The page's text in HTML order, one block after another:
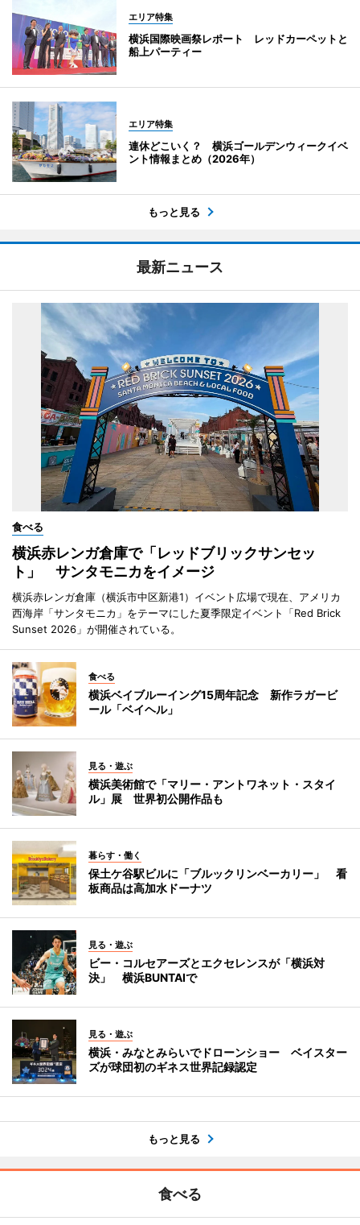
エリア特集
横浜国際映画祭レポート レッドカーペットと
船上パーティー
エリア特集
連休どこいく？ 横浜ゴールデンウィークイベ
ント情報まとめ（2026年）
もっと見る
最新ニュース
食べる
横浜赤レンガ倉庫で「レッドブリックサンセッ
ト」 サンタモニカをイメージ
横浜赤レンガ倉庫（横浜市中区新港1）イベント広場で現在、アメリカ
西海岸「サンタモニカ」をテーマにした夏季限定イベント「Red Brick
Sunset 2026」が開催されている。
食べる
横浜ベイブルーイング15周年記念 新作ラガービ
ール「ベイヘル」
見る・遊ぶ
横浜美術館で「マリー・アントワネット・スタイ
ル」展 世界初公開作品も
暮らす・働く
保土ケ谷駅ビルに「ブルックリンベーカリー」 看
板商品は高加水ドーナツ
見る・遊ぶ
ビー・コルセアーズとエクセレンスが「横浜対
決」 横浜BUNTAIで
見る・遊ぶ
横浜・みなとみらいでドローンショー ベイスター
ズが球団初のギネス世界記録認定
もっと見る
食べる